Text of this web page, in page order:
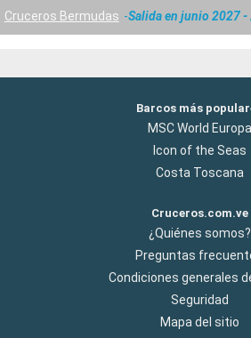
Cruceros Bermudas
Salida en junio 2027 -
Barcos más
MSC World Europa
Icon of the Seas
Costa Toscana
Cruceros.com.ve
¿Quiénes somos?
Preguntas
Condiciones generales
Seguridad
Mapa del sitio